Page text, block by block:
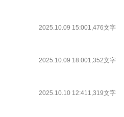
2025.10.09 15:001,476文字
2025.10.09 18:001,352文字
2025.10.10 12:411,319文字